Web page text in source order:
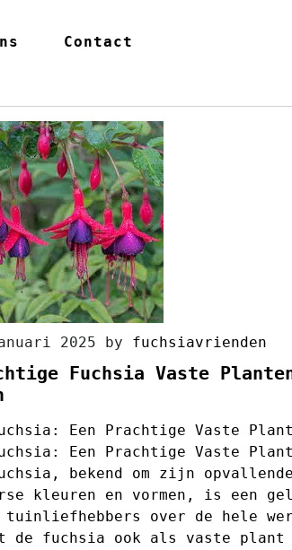
Contact
2025 by fuchsiavrienden
Fuchsia Vaste
Een Prachtige Vaste
Een Prachtige Vaste
bekend om zijn
kleuren en vormen, is een
tuinliefhebbers over de hele
de fuchsia ook als vaste plant